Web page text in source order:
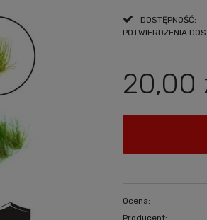
DOSTĘPNOŚĆ:
POTWIERDZENIA
20,00
Ocena:
Producent: